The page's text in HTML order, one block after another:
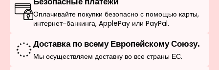
Оплачивайте покупки безопасно с помощью карты,
интернет-банкинга, ApplePay или PayPal.
Доставка по всему Европейскому Союзу.
Мы осуществляем доставку во все страны ЕС.